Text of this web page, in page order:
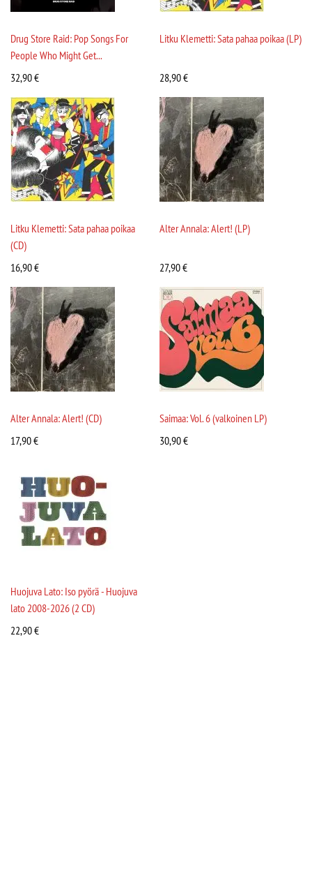
Drug Store Raid: Pop Songs For
People Who Might Get...
32,90€
Litku Klemetti: Sata pahaa poikaa (LP)
28,90€
Litku Klemetti: Sata pahaa poikaa
(CD)
16,90€
Alter Annala: Alert! (LP)
27,90€
Alter Annala: Alert! (CD)
17,90€
Saimaa: Vol. 6 (valkoinen LP)
30,90€
Huojuva Lato: Iso pyörä - Huojuva
lato 2008-2026 (2 CD)
22,90€